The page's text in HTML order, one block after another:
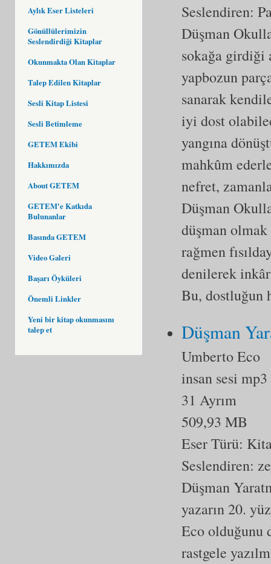
Aylık Eser Listeleri
Gönüllülerimizin
Seslendirdiği Kitaplar
Okunmakta Olan Kitaplar
Talep Edilen Kitaplar
Sesli Kitap Listesi
Sesli Betimleme
GETEM Ekibi
Hakkımızda
About GETEM
GETEM'e Katkıda
Bulunanlar
Basında GETEM
Video Galeri
Başarı Öyküleri
Önemli Linkler
Yeni bir kitap okunmasını
talep et
Seslendiren:
Düşman
sokağa girdiği
yapbozun
sanarak
iyi dost
yangına
mahkûm
nefret,
Düşman
düşman olmak
rağmen
denilerek
Bu,
Düşman
Umberto Eco
insan sesi mp3
31 Ayrım
509,93 MB
Eser Türü:
Seslendiren:
Düşman
yazarın 20.
Eco olduğunu
rastgele